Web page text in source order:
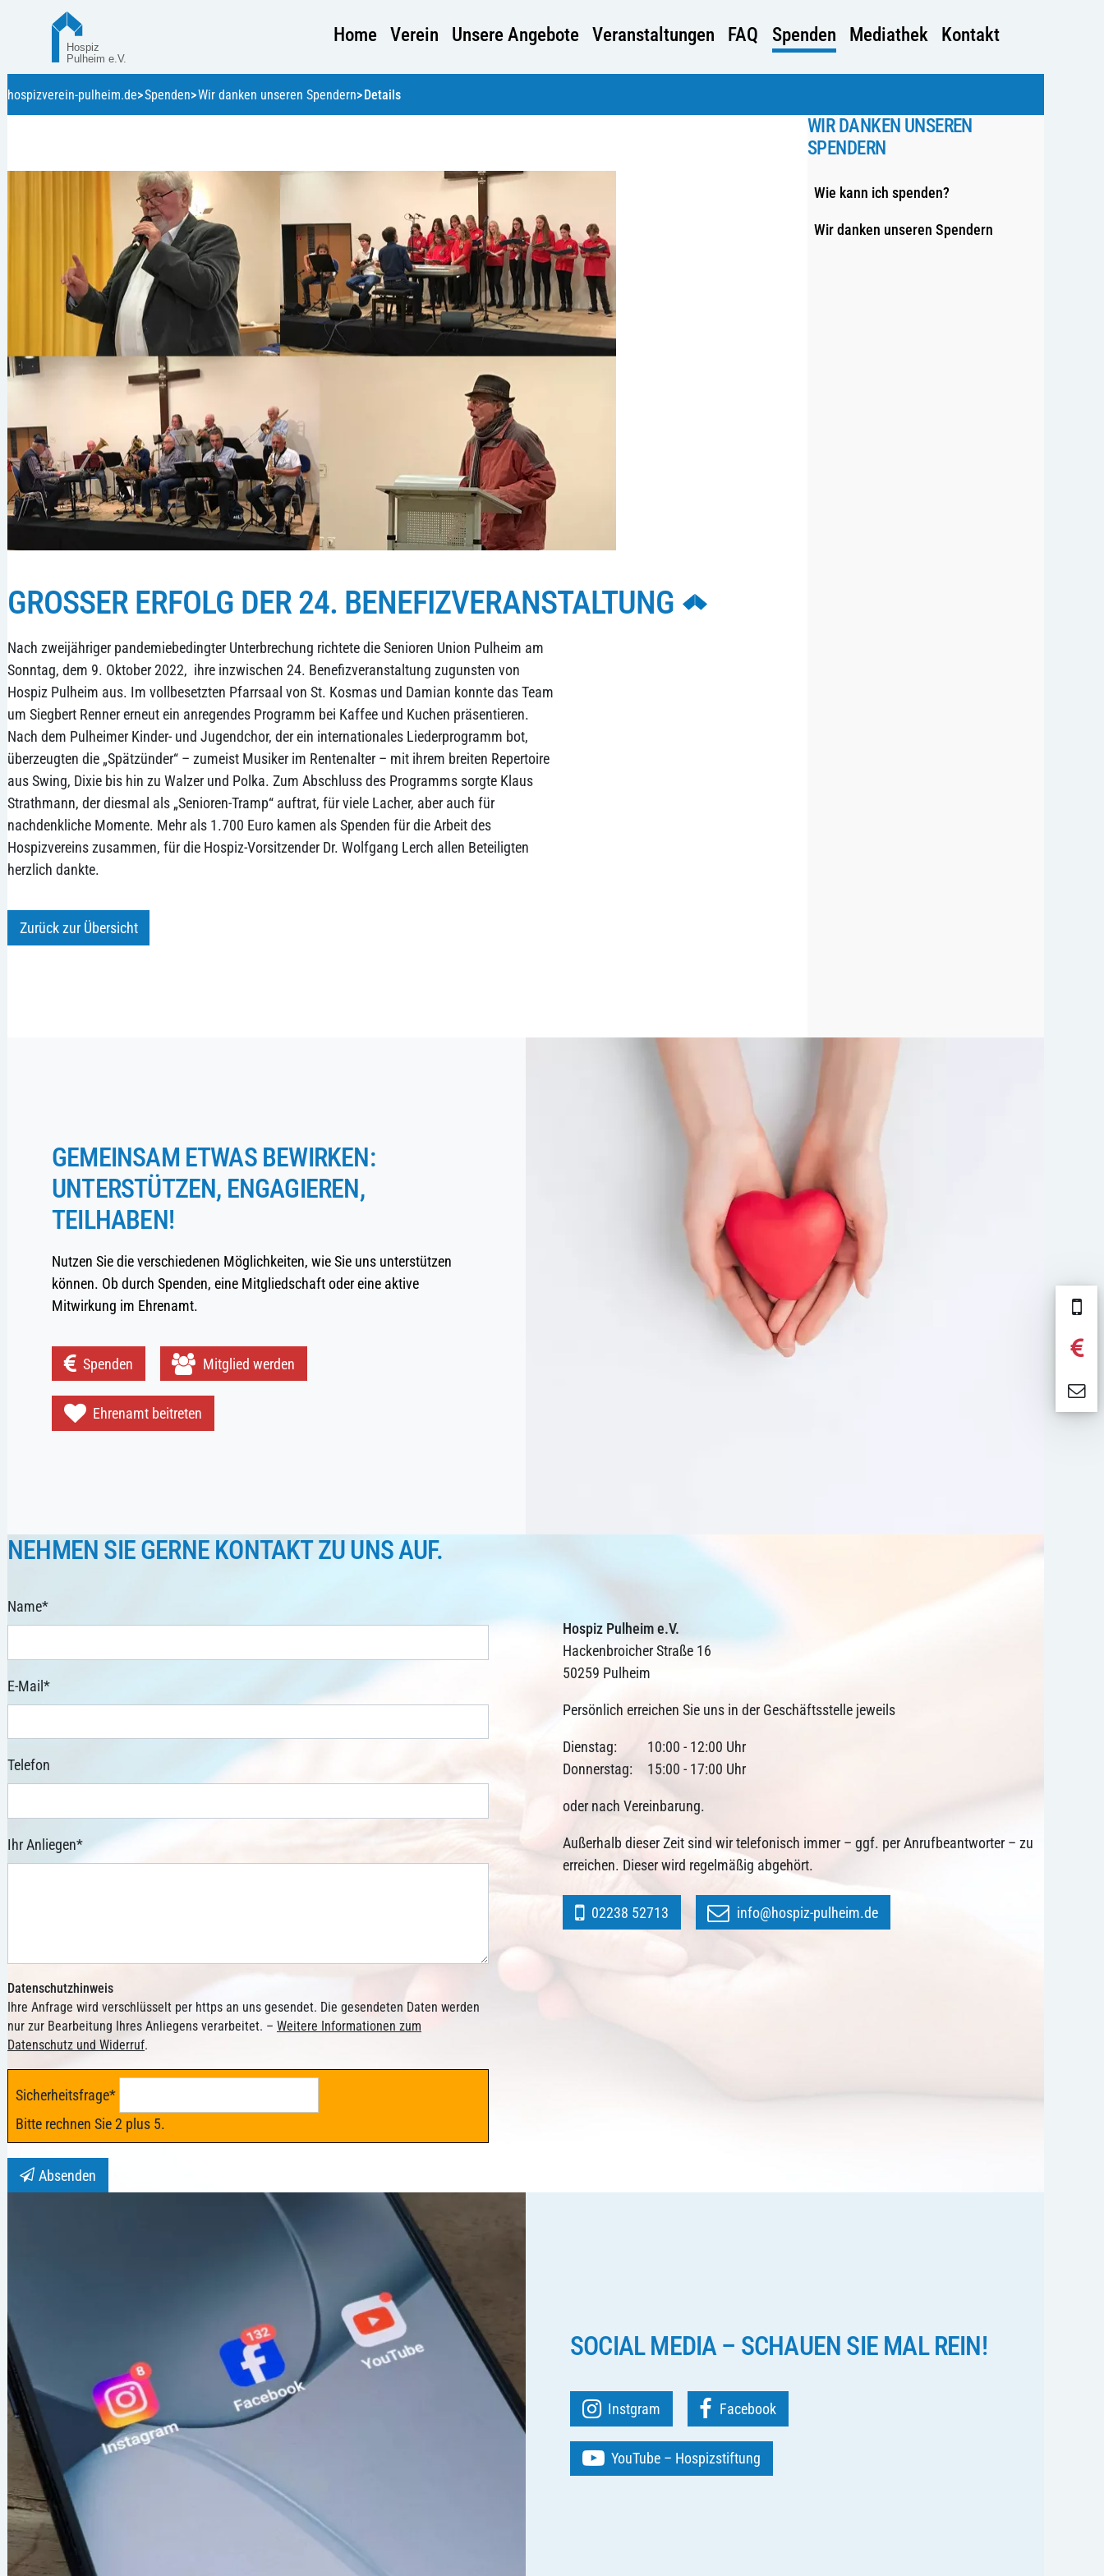
Home Verein Unsere Angebote Veranstaltungen FAQ Spenden Mediathek Kontakt
hospizverein-pulheim.de Spenden Wir danken unseren Spendern Details
GROSSER ERFOLG DER 24. BENEFIZVERANSTALTUNG
Nach zweijähriger pandemiebedingter Unterbrechung richtete die Senioren Union Pulheim am
Sonntag, dem 9. Oktober 2022, ihre inzwischen 24. Benefizveranstaltung zugunsten von
Hospiz Pulheim aus. Im vollbesetzten Pfarrsaal von St. Kosmas und Damian konnte das Team
um Siegbert Renner erneut ein anregendes Programm bei Kaffee und Kuchen präsentieren.
Nach dem Pulheimer Kinder- und Jugendchor, der ein internationales Liederprogramm bot,
überzeugten die „Spätzünder“ – zumeist Musiker im Rentenalter – mit ihrem breiten Repertoire
aus Swing, Dixie bis hin zu Walzer und Polka. Zum Abschluss des Programms sorgte Klaus
Strathmann, der diesmal als „Senioren-Tramp“ auftrat, für viele Lacher, aber auch für
nachdenkliche Momente. Mehr als 1.700 Euro kamen als Spenden für die Arbeit des
Hospizvereins zusammen, für die Hospiz-Vorsitzender Dr. Wolfgang Lerch allen Beteiligten
herzlich dankte.
Zurück zur Übersicht
WIR DANKEN UNSEREN
SPENDERN
Wie kann ich spenden?
Wir danken unseren Spendern
GEMEINSAM ETWAS BEWIRKEN:
UNTERSTÜTZEN, ENGAGIEREN,
TEILHABEN!
Nutzen Sie die verschiedenen Möglichkeiten, wie Sie uns unterstützen
können. Ob durch Spenden, eine Mitgliedschaft oder eine aktive
Mitwirkung im Ehrenamt.
Spenden Mitglied werden
Ehrenamt beitreten
NEHMEN SIE GERNE KONTAKT ZU UNS AUF.
Name*
E-Mail*
Telefon
Ihr Anliegen*
Datenschutzhinweis
Ihre Anfrage wird verschlüsselt per https an uns gesendet. Die gesendeten Daten werden
nur zur Bearbeitung Ihres Anliegens verarbeitet. – Weitere Informationen zum
Datenschutz und Widerruf.
Sicherheitsfrage*
Bitte rechnen Sie 2 plus 5.
Absenden
Hospiz Pulheim e.V.
Hackenbroicher Straße 16
50259 Pulheim
Persönlich erreichen Sie uns in der Geschäftsstelle jeweils
Dienstag:
10:00 - 12:00 Uhr
Donnerstag:
15:00 - 17:00 Uhr
oder nach Vereinbarung.
Außerhalb dieser Zeit sind wir telefonisch immer – ggf. per Anrufbeantworter – zu
erreichen. Dieser wird regelmäßig abgehört.
02238 52713 info@hospiz-pulheim.de
SOCIAL MEDIA – SCHAUEN SIE MAL REIN!
Instgram Facebook
YouTube – Hospizstiftung